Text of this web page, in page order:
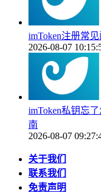
imToken注册常
2026-08-07
imToken私钥忘
南
2026-08-07
关于我们
联系我们
免责声明